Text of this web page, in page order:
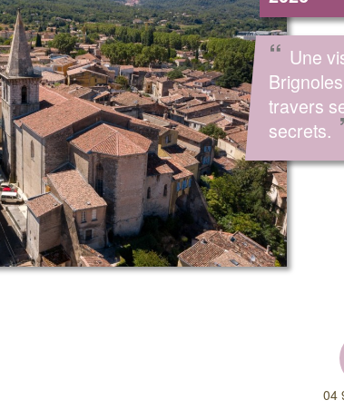
“ Une
travers
secrets.
04